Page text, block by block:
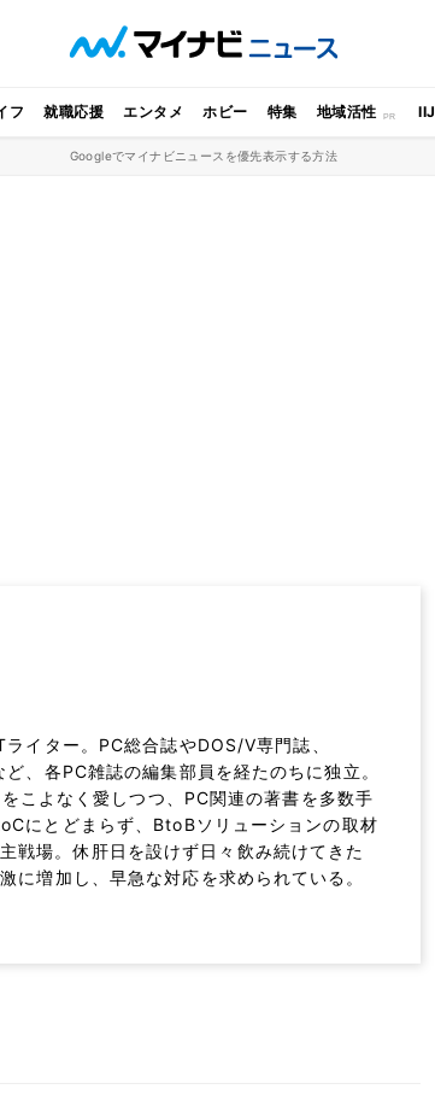
フ 就職応援 エンタメ ホビー 特集 地域活性 IIJ
Googleでマイナビニュースを優先表示する方法
イター。PC総合誌やDOS/V専門誌、
、各PC雑誌の編集部員を経たのちに独立。
こよなく愛しつつ、PC関連の著書を多数手
にとどまらず、BtoBソリューションの取材
戦場。休肝日を設けず日々飲み続けてきた
に増加し、早急な対応を求められている。